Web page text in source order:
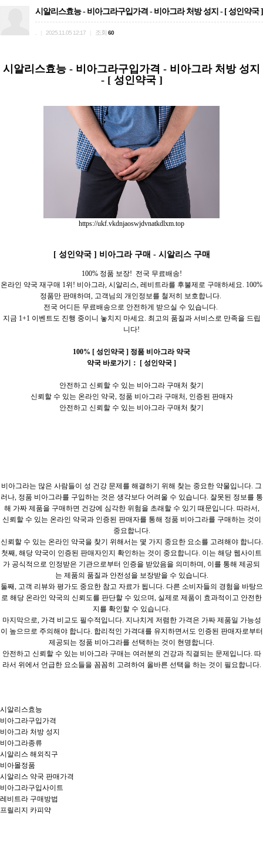
시알리스효능 - 비아그라구입가격 - 비아그라 처방 성지 - [ 성인약국 ]
2025.11.05 12:17 조회 60
시알리스효능 - 비아그라구입가격 - 비아그라 처방 성지
- [ 성인약국 ]
https://ukf.vkdnjaoswjdvnatkdlxm.top
[ 성인약국 ] 비아그라 구매 - 시알리스 구매
100% 정품 보장! 전국 무료배송!
온라인 약국 재구매 1위! 비아그라, 시­알리스, 레비트라를 후불제로 구매하세요. 100%
정품만 판매하며, 고객님의 개인정보를 철저히 보호합니다.
전국 어디든 무료배송으로 안전하게 받으실 수 있습니다.
지금 1+1 이벤트도 진행 중이니 놓치지 마세요. 최고의 품질과 서비스로 만족을 드립
니다!
100% [ 성인약국 ] 정품 비아그라 약국
약국 바로가기：
[ 성인약국 ]
안전하고 신뢰할 수 있는 비아그라 구매처 찾기
신뢰할 수 있는 온라인 약국, 정품 비아그라 구매처, 인증된 판매자
안전하고 신뢰할 수 있는 비아그라 구매처 찾기
비아그라는 많은 사람들이 성 건강 문제를 해결하기 위해 찾는 중요한 약물입니다. 그
러나, 정품 비아그라를 구입하는 것은 생각보다 어려울 수 있습니다. 잘못된 정보를 통
해 가짜 제품을 구매하면 건강에 심각한 위험을 초래할 수 있기 때문입니다. 따라서,
신뢰할 수 있는 온라인 약국과 인증된 판매자를 통해 정품 비아그라를 구매하는 것이
중요합니다.
신뢰할 수 있는 온라인 약국을 찾기 위해서는 몇 가지 중요한 요소를 고려해야 합니다.
첫째, 해당 약국이 인증된 판매자인지 확인하는 것이 중요합니다. 이는 해당 웹사이트
가 공식적으로 인정받은 기관으로부터 인증을 받았음을 의미하며, 이를 통해 제공되
는 제품의 품질과 안전성을 보장받을 수 있습니다.
둘째, 고객 리뷰와 평가도 중요한 참고 자료가 됩니다. 다른 소비자들의 경험을 바탕으
로 해당 온라인 약국의 신뢰도를 판단할 수 있으며, 실제로 제품이 효과적이고 안전한
지를 확인할 수 있습니다.
마지막으로, 가격 비교도 필수적입니다. 지나치게 저렴한 가격은 가짜 제품일 가능성
이 높으므로 주의해야 합니다. 합리적인 가격대를 유지하면서도 인증된 판매자로부터
제공되는 정품 비아그라를 선택하는 것이 현명합니다.
안전하고 신뢰할 수 있는 비아그라 구매는 여러분의 건강과 직결되는 문제입니다. 따
라서 위에서 언급한 요소들을 꼼꼼히 고려하여 올바른 선택을 하는 것이 필요합니다.
시알리스효능
비아그라구입가격
비아그라 처방 성지
비아그라종류
시알리스 해외직구
비아몰정품
시알리스 약국 판매가격
비아그라구입사이트
레비트라 구매방법
프릴리지 카피약